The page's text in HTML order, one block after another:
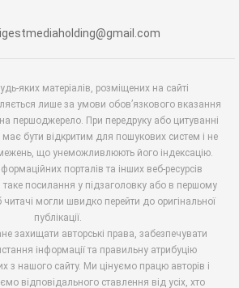
яких матеріалів, розміщених на сайті
лише за умови обов’язкового вказання
першоджерело. При передруку або цитуванні
має бути відкритим для пошукових систем і не
що унеможливлюють його індексацію.
порталів та інших веб-ресурсів
посилання у підзаголовку або в першому
читачі могли швидко перейти до оригінальної
публікації.
захищати авторські права, забезпечувати
інформації та правильну атрибуцію
з нашого сайту. Ми цінуємо працю авторів і
відповідального ставлення від усіх, хто